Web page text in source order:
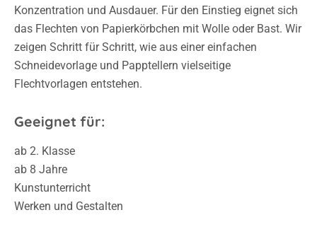
Konzentration und Ausdauer. Für den Einstieg eignet sich
das Flechten von Papierkörbchen mit Wolle oder Bast. Wir
zeigen Schritt für Schritt, wie aus einer einfachen
Schneidevorlage und Papptellern vielseitige
Flechtvorlagen entstehen.
Geeignet für:
ab 2. Klasse
ab 8 Jahre
Kunstunterricht
Werken und Gestalten